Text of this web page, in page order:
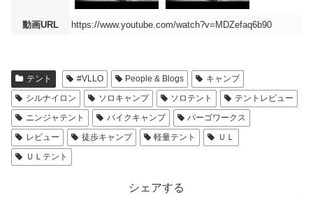
動画URL https://www.youtube.com/watch?v=MDZefaq6b90
テント #VLLO People & Blogs
キャンプ
シルナイロン
ソロキャンプ ソロテント
テントレビュー
ニンジャテント
バイクキャンプ
パーゴワークス
レビュー
徒歩キャンプ 軽量テント
ＵＬ
ＵＬテント
シェアする